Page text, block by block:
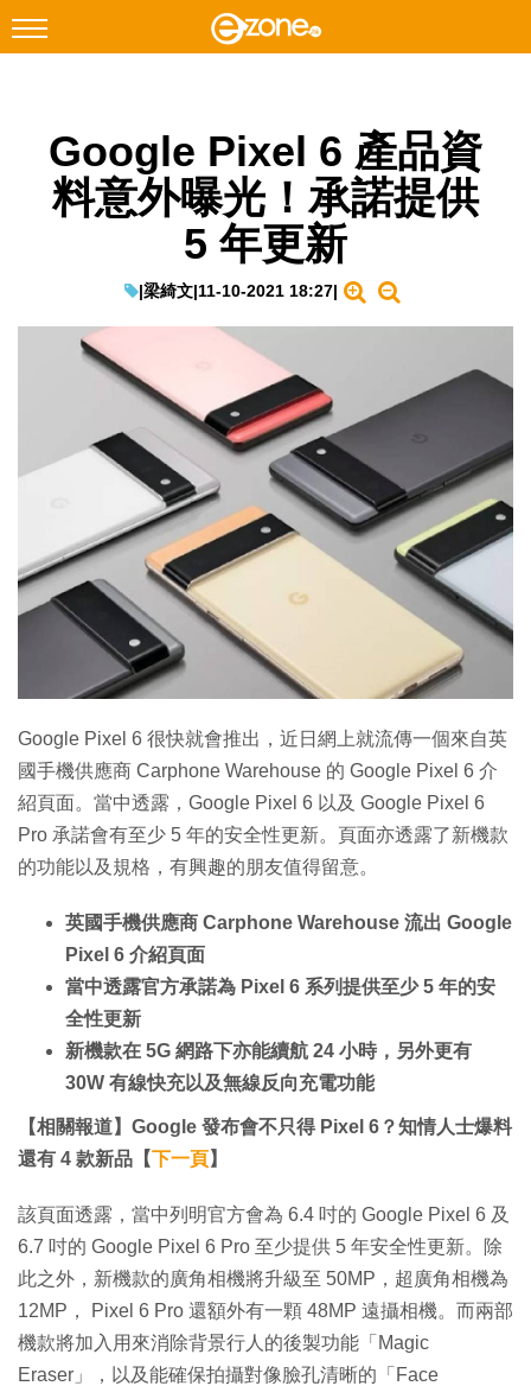
Facebook Instagram
科技焦點
教學評測
生成式AI與雲端應用
Enterprise Digital Transformation
特集
Google Pixel 6 產品資
料意外曝光！承諾提供
5 年更新
|梁綺文|11-10-2021 18:27|
Google Pixel 6 很快就會推出，近日網上就流傳一個來自英
國手機供應商 Carphone Warehouse 的 Google Pixel 6 介
紹頁面。當中透露，Google Pixel 6 以及 Google Pixel 6
Pro 承諾會有至少 5 年的安全性更新。頁面亦透露了新機款
的功能以及規格，有興趣的朋友值得留意。
英國手機供應商 Carphone Warehouse 流出 Google
Pixel 6 介紹頁面
當中透露官方承諾為 Pixel 6 系列提供至少 5 年的安
全性更新
新機款在 5G 網路下亦能續航 24 小時，另外更有
30W 有線快充以及無線反向充電功能
【相關報道】Google 發布會不只得 Pixel 6？知情人士爆料
還有 4 款新品【下一頁】
該頁面透露，當中列明官方會為 6.4 吋的 Google Pixel 6 及
6.7 吋的 Google Pixel 6 Pro 至少提供 5 年安全性更新。除
此之外，新機款的廣角相機將升級至 50MP，超廣角相機為
12MP， Pixel 6 Pro 還額外有一顆 48MP 遠攝相機。而兩部
機款將加入用來消除背景行人的後製功能「Magic
Eraser」，以及能確保拍攝對像臉孔清晰的「Face